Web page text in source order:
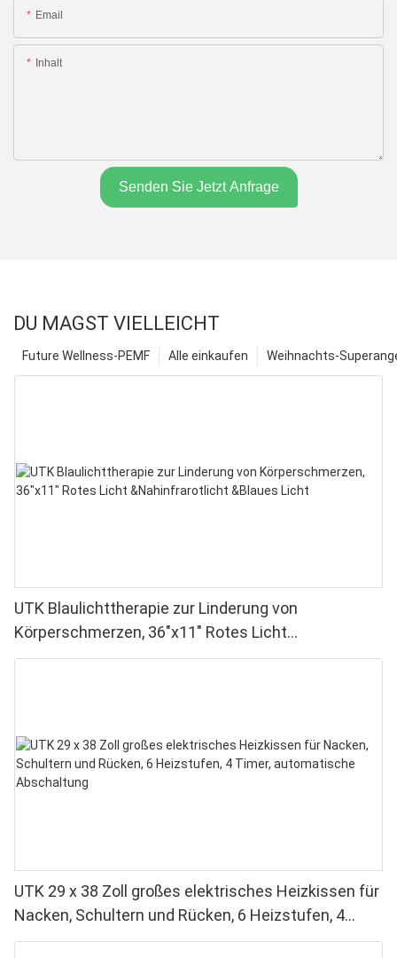
Email
Inhalt
Senden Sie Jetzt Anfrage
DU MAGST VIELLEICHT
Weihnachts-
Alle einkaufen
Future Wellness-PEMF
UTK Blaulichttherapie zur Linderung von
Körperschmerzen, 36"x11" Rotes Licht
&Nahinfrarotlicht &Blaues Licht
UTK 29 x 38 Zoll großes elektrisches Heizkissen für
Nacken, Schultern und Rücken, 6 Heizstufen, 4
Timer, automatische Abschaltung